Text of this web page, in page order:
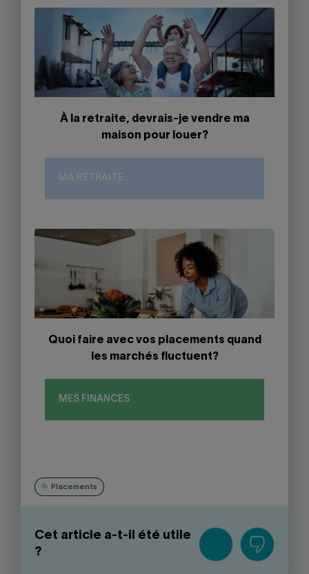
À la retraite, devrais-je vendre ma
maison pour louer?
MA RETRAITE
Quoi faire avec vos placements quand
les marchés fluctuent?
MES FINANCES
Placements
Cet article a-t-il été utile
?